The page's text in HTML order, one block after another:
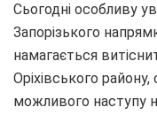
Сьогодні особливу
Запорізького
намагається
Оріхівського
можливого наступу